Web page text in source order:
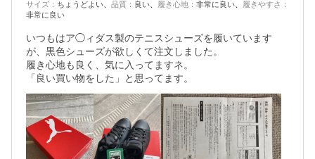
サイズ ： ちょうどよい 品質 ： 良い 履き心地 ： 非常に良い 履きやすさ ：
非常に良い
いつもはア◯ィダス製のテニスシューズを履いています
が、黒色シューズが欲しくて注文しました。
履き心地も良く、気に入ってますネ。
「良い買い物をした」と思ってます。